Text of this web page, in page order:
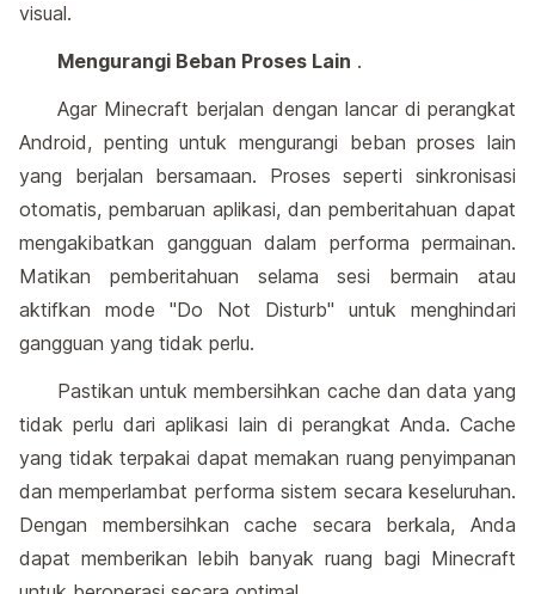
visual.
Mengurangi Beban Proses Lain .
Agar Minecraft berjalan dengan lancar di perangkat
Android, penting untuk mengurangi beban proses lain
yang berjalan bersamaan. Proses seperti sinkronisasi
otomatis, pembaruan aplikasi, dan pemberitahuan dapat
mengakibatkan gangguan dalam performa permainan.
Matikan pemberitahuan selama sesi bermain atau
aktifkan mode "Do Not Disturb" untuk menghindari
gangguan yang tidak perlu.
Pastikan untuk membersihkan cache dan data yang
tidak perlu dari aplikasi lain di perangkat Anda. Cache
yang tidak terpakai dapat memakan ruang penyimpanan
dan memperlambat performa sistem secara keseluruhan.
Dengan membersihkan cache secara berkala, Anda
dapat memberikan lebih banyak ruang bagi Minecraft